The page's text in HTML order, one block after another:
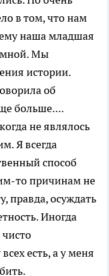
в том, что нам
наша младшая
Мы
истории.
об
больше....
не являлось
Я всегда
способ
то причинам не
правда, осуждать
Иногда
есть, а у меня